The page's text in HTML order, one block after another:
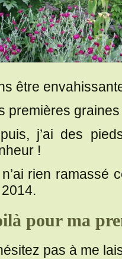
être
premières
j’ai des
!
rien ramassé
pour ma
pas à me